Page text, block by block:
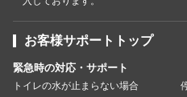
お客様サポートトップ
緊急時の対応・サポート
トイレの水が止まらない場合